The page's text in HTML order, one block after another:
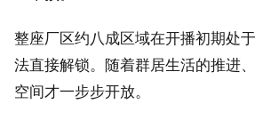
整座厂区约八成区域在开播初期处
法直接解锁。随着群居生活的推进
空间才一步步开放。